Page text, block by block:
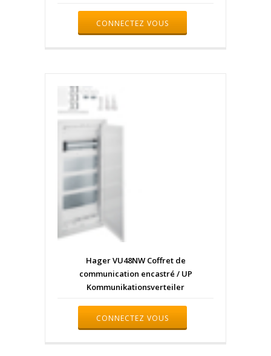
CONNECTEZ VOUS
Hager VU48NW Coffret de
communication encastré / UP
Kommunikationsverteiler
CONNECTEZ VOUS